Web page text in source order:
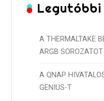
Legutóbbi
A THERMALTAKE
ARGB SOROZATOT
A QNAP
GENIUS-T